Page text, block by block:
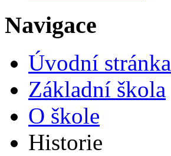
Navigace
Úvodní stránka
Základní škola
O škole
Historie